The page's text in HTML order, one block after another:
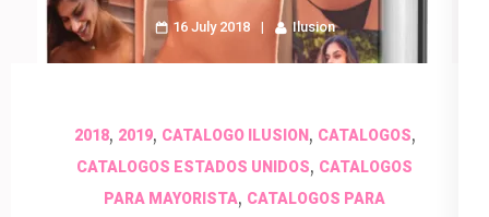
16 July 2018 Ilusion
2018, 2019, CATALOGO ILUSION, CATALOGOS,
CATALOGOS ESTADOS UNIDOS, CATALOGOS
PARA MAYORISTA, CATALOGOS PARA